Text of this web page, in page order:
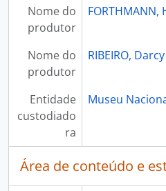
Nome do
produtor
FORTHMANN,
Nome do
produtor
RIBEIRO, Darcy
Entidade
custodiado
ra
Museu
Área de conteúdo e